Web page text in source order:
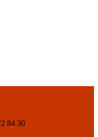
84 30